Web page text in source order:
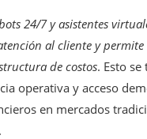
24/7 y asistentes
al cliente y permite
de costos. Esto se
operativa y acceso
en mercados